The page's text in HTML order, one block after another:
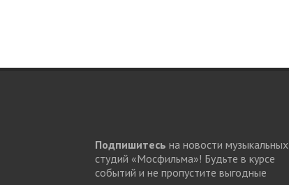
Подпишитесь на новости музыкальных
студий «Мосфильма»! Будьте в курсе
событий и не пропустите выгодные